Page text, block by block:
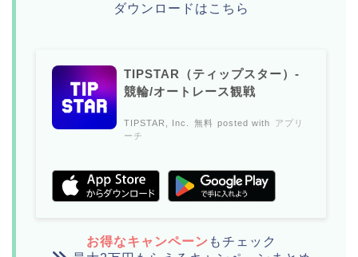
ダウンロードはこちら
TIPSTAR（ティップスター）-
競輪/オートレース観戦
TIPSTAR, Inc. 無料 posted with
アプリ
ーチ
お得なキャンペーン もチェック